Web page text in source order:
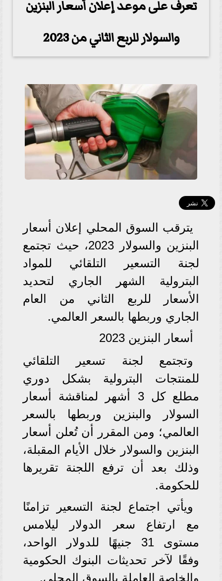
تعرف على موعد إعلان أسعار البنزين
والسولار للربع الثاني من 2023
يترقب السوق المحلي إعلان أسعار
البنزين والسولار 2023، حيث تجتمع
لجنة التسعير التلقائي للمواد
البترولية الشهر الجاري لتحديد
الأسعار للربع الثاني من العام
الجاري وربطها بالسعر العالمي.
أسعار البنزين 2023
وتجتمع لجنة تسعير التلقائي
للمنتجات البترولية بشكل دوري
مطلع كل 3 أشهر لمناقشة أسعار
السولار والبنزين وربطها بالسعر
العالمي؛ ومن المقرر أن تُعلن أسعار
البنزين والسولار خلال الأيام المقبلة،
وذلك بعد أن ترفع اللجنة تقريرها
للحكومة.
ويأتي اجتماع لجنة التسعير تزامنًا
مع ارتفاع سعر الدولار ليلامس
مستوى 31 جنيهًا للدولار الواحد،
وفقًا لآخر تحديثات البنوك الحكومية
والخاصة العاملة بالسوق المحلي.